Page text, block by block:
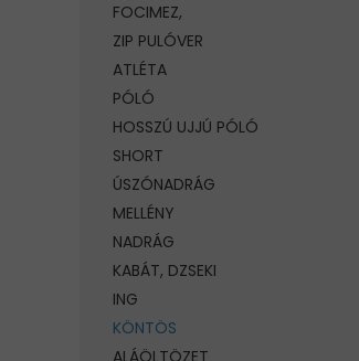
FOCIMEZ,
ZIP PULÓVER
ATLÉTA
PÓLÓ
HOSSZÚ UJJÚ PÓLÓ
SHORT
ÚSZÓNADRÁG
MELLÉNY
NADRÁG
KABÁT, DZSEKI
ING
KÖNTÖS